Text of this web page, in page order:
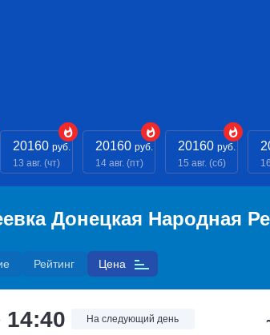
20160 руб.
13 авг. (чт)
20160 руб.
14 авг. (пт)
20160 руб.
15 авг. (сб)
Донецкая Народная
Рейтинг Цена
14:40 На следующий день